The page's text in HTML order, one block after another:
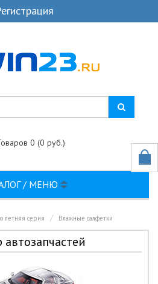
0 (0 руб.)
/ МЕНЮ
летняя серия Влажные салфетки